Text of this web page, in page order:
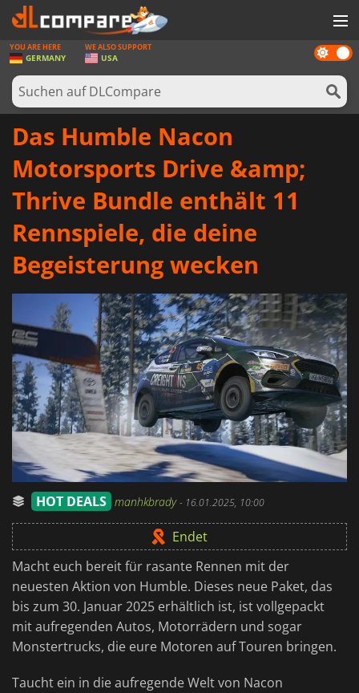
SPIELE
SPIEL KARTEN
SOFTWARE
ANMELDEN ODER REGISTRIEREN
Dark
mode
YOU ARE HERE
GERMANY
WE ALSO SUPPORT
USA
Das Humble Nacon
Motorsports Drive &amp;
Thrive Bundle enthält 11
Rennspiele, die deine
Begeisterung wecken
HOT DEALS manhkbrady- 16.01.2025, 10:00
Endet
Macht euch bereit für rasante Rennen mit der
neuesten Aktion von Humble. Dieses neue Paket, das
bis zum 30. Januar 2025 erhältlich ist, ist vollgepackt
mit aufregenden Autos, Motorrädern und sogar
Monstertrucks, die eure Motoren auf Touren bringen.
Taucht ein in die aufregende Welt von Nacon